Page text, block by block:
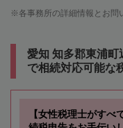
各事務所の詳細情報とお問
愛知 知多郡東浦
で相続対応可能な
【女性税理士がす